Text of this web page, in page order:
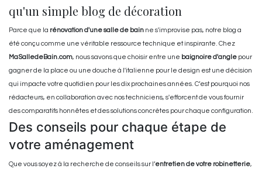
qu'un simple blog de décoration
Parce que la rénovation d'une salle de bain ne s'improvise pas, notre blog a
été conçu comme une véritable ressource technique et inspirante. Chez
MaSalledeBain.com, nous savons que choisir entre une baignoire d'angle pour
gagner de la place ou une douche à l'italienne pour le design est une décision
qui impacte votre quotidien pour les dix prochaines années. C’est pourquoi nos
rédacteurs, en collaboration avec nos techniciens, s'efforcent de vous fournir
des comparatifs honnêtes et des solutions concrètes pour chaque configuration.
Des conseils pour chaque étape de
votre aménagement
Que vous soyez à la recherche de conseils sur l’entretien de votre robinetterie,